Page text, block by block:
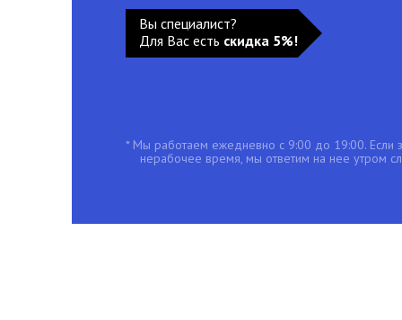
Вы специалист?
Для Вас есть скидка 5%!
* Мы работаем ежедневно с 9:00 до 19:00. Если
нерабочее время, мы ответим на нее утром